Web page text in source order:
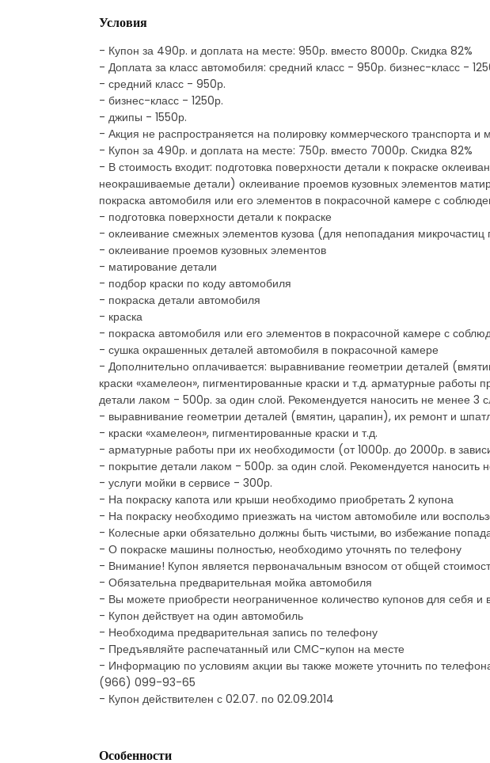
Условия
- Купон за 490р. и доплата на месте: 950р. вместо 8000р. Скидка 82%
- Доплата за класс автомобиля: средний класс - 950р. бизнес-класс -
- средний класс - 950р.
- бизнес-класс - 1250р.
- джипы - 1550р.
- Акция не распространяется на полировку коммерческого транспорта и
- Купон за 490р. и доплата на месте: 750р. вместо 7000р. Скидка 82%
- В стоимость входит: подготовка поверхности детали к покраске
неокрашиваемые детали) оклеивание проемов кузовных элементов
покраска автомобиля или его элементов в покрасочной камере с
- подготовка поверхности детали к покраске
- оклеивание смежных элементов кузова (для непопадания
- оклеивание проемов кузовных элементов
- матирование детали
- подбор краски по коду автомобиля
- покраска детали автомобиля
- краска
- покраска автомобиля или его элементов в покрасочной камере с
- сушка окрашенных деталей автомобиля в покрасочной камере
- Дополнительно оплачивается: выравнивание геометрии деталей
краски «хамелеон», пигментированные краски и т.д. арматурные
детали лаком - 500р. за один слой. Рекомендуется наносить не менее 3
- выравнивание геометрии деталей (вмятин, царапин), их ремонт и
- краски «хамелеон», пигментированные краски и т.д.
- арматурные работы при их необходимости (от 1000р. до 2000р. в
- покрытие детали лаком - 500р. за один слой. Рекомендуется наносить
- услуги мойки в сервисе - 300р.
- На покраску капота или крыши необходимо приобретать 2 купона
- На покраску необходимо приезжать на чистом автомобиле или
- Колесные арки обязательно должны быть чистыми, во избежание
- О покраске машины полностью, необходимо уточнять по телефону
- Внимание! Купон является первоначальным взносом от общей
- Обязательна предварительная мойка автомобиля
- Вы можете приобрести неограниченное количество купонов для себя и
- Купон действует на один автомобиль
- Необходима предварительная запись по телефону
- Предъявляйте распечатанный или СМС-купон на месте
- Информацию по условиям акции вы также можете уточнить по
(966) 099-93-65
- Купон действителен с 02.07. по 02.09.2014
Особенности